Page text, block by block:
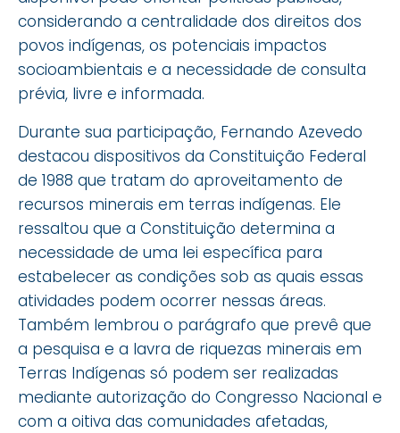
considerando a centralidade dos direitos dos
povos indígenas, os potenciais impactos
socioambientais e a necessidade de consulta
prévia, livre e informada.
Durante sua participação, Fernando Azevedo
destacou dispositivos da Constituição Federal
de 1988 que tratam do aproveitamento de
recursos minerais em terras indígenas. Ele
ressaltou que a Constituição determina a
necessidade de uma lei específica para
estabelecer as condições sob as quais essas
atividades podem ocorrer nessas áreas.
Também lembrou o parágrafo que prevê que
a pesquisa e a lavra de riquezas minerais em
Terras Indígenas só podem ser realizadas
mediante autorização do Congresso Nacional e
com a oitiva das comunidades afetadas,